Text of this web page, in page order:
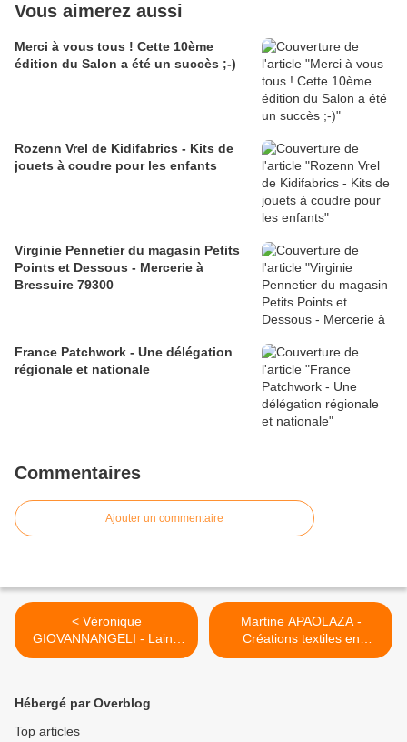
Vous aimerez aussi
Merci à vous tous ! Cette 10ème
édition du Salon a été un succès ;-)
Rozenn Vrel de Kidifabrics - Kits de
jouets à coudre pour les enfants
Virginie Pennetier du magasin Petits
Points et Dessous - Mercerie à
Bressuire 79300
France Patchwork - Une délégation
régionale et nationale
Commentaires
Ajouter un commentaire
< Véronique
GIOVANNANGELI - Laine
Sélect
Martine APAOLAZA -
Créations textiles en
appliqué rebrodé >
Hébergé par Overblog
Top articles